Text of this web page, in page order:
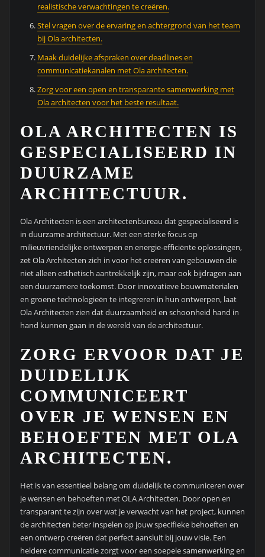
realistische verwachtingen te creëren.
Stel vragen over de ervaring en achtergrond van het team
bij Ola architecten.
Maak duidelijke afspraken over deadlines en
communicatiekanalen met Ola architecten.
Zorg voor een open en transparante samenwerking met
Ola architecten voor het beste resultaat.
OLA ARCHITECTEN IS
GESPECIALISEERD IN
DUURZAME
ARCHITECTUUR.
Ola Architecten is een architectenbureau dat gespecialiseerd is
in duurzame architectuur. Met een sterke focus op
milieuvriendelijke ontwerpen en energie-efficiënte oplossingen,
zet Ola Architecten zich in voor het creëren van gebouwen die
niet alleen esthetisch aantrekkelijk zijn, maar ook bijdragen aan
een duurzamere toekomst. Door innovatieve bouwmaterialen
en groene technologieën te integreren in hun ontwerpen, laat
Ola Architecten zien dat duurzaamheid en schoonheid hand in
hand kunnen gaan in de wereld van de architectuur.
ZORG ERVOOR DAT JE
DUIDELIJK
COMMUNICEERT
OVER JE WENSEN EN
BEHOEFTEN MET OLA
ARCHITECTEN.
Het is van essentieel belang om duidelijk te communiceren over
je wensen en behoeften met OLA Architecten. Door open en
transparant te zijn over wat je verwacht van het project, kunnen
de architecten beter inspelen op jouw specifieke behoeften en
een ontwerp creëren dat perfect aansluit bij jouw visie. Een
heldere communicatie zorgt voor een soepele samenwerking en